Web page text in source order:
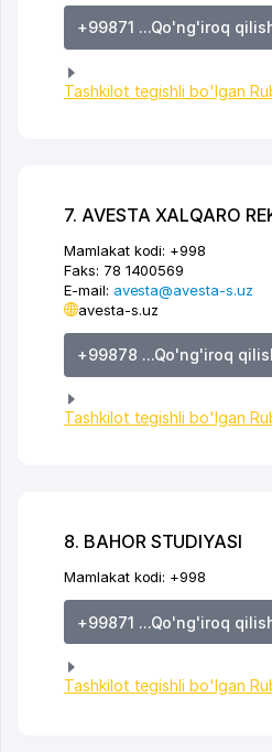
+99871 ...Qo'ng'iroq
Tashkilot tegishli bo'lgan
7. AVESTA XALQARO
Mamlakat kodi: +998
Faks: 78 1400569
E-mail: avesta@avesta-s.uz
avesta-s.uz
+99878 ...Qo'ng'iroq
Tashkilot tegishli bo'lgan
8. BAHOR STUDIYASI
Mamlakat kodi: +998
+99871 ...Qo'ng'iroq
Tashkilot tegishli bo'lgan